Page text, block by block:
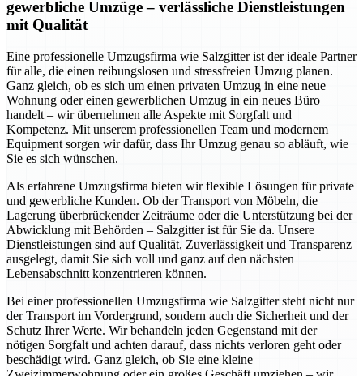
gewerbliche Umzüge – verlässliche Dienstleistungen
mit Qualität
Eine professionelle Umzugsfirma wie Salzgitter ist der ideale Partner
für alle, die einen reibungslosen und stressfreien Umzug planen.
Ganz gleich, ob es sich um einen privaten Umzug in eine neue
Wohnung oder einen gewerblichen Umzug in ein neues Büro
handelt – wir übernehmen alle Aspekte mit Sorgfalt und
Kompetenz. Mit unserem professionellen Team und modernem
Equipment sorgen wir dafür, dass Ihr Umzug genau so abläuft, wie
Sie es sich wünschen.
Als erfahrene Umzugsfirma bieten wir flexible Lösungen für private
und gewerbliche Kunden. Ob der Transport von Möbeln, die
Lagerung überbrückender Zeiträume oder die Unterstützung bei der
Abwicklung mit Behörden – Salzgitter ist für Sie da. Unsere
Dienstleistungen sind auf Qualität, Zuverlässigkeit und Transparenz
ausgelegt, damit Sie sich voll und ganz auf den nächsten
Lebensabschnitt konzentrieren können.
Bei einer professionellen Umzugsfirma wie Salzgitter steht nicht nur
der Transport im Vordergrund, sondern auch die Sicherheit und der
Schutz Ihrer Werte. Wir behandeln jeden Gegenstand mit der
nötigen Sorgfalt und achten darauf, dass nichts verloren geht oder
beschädigt wird. Ganz gleich, ob Sie eine kleine